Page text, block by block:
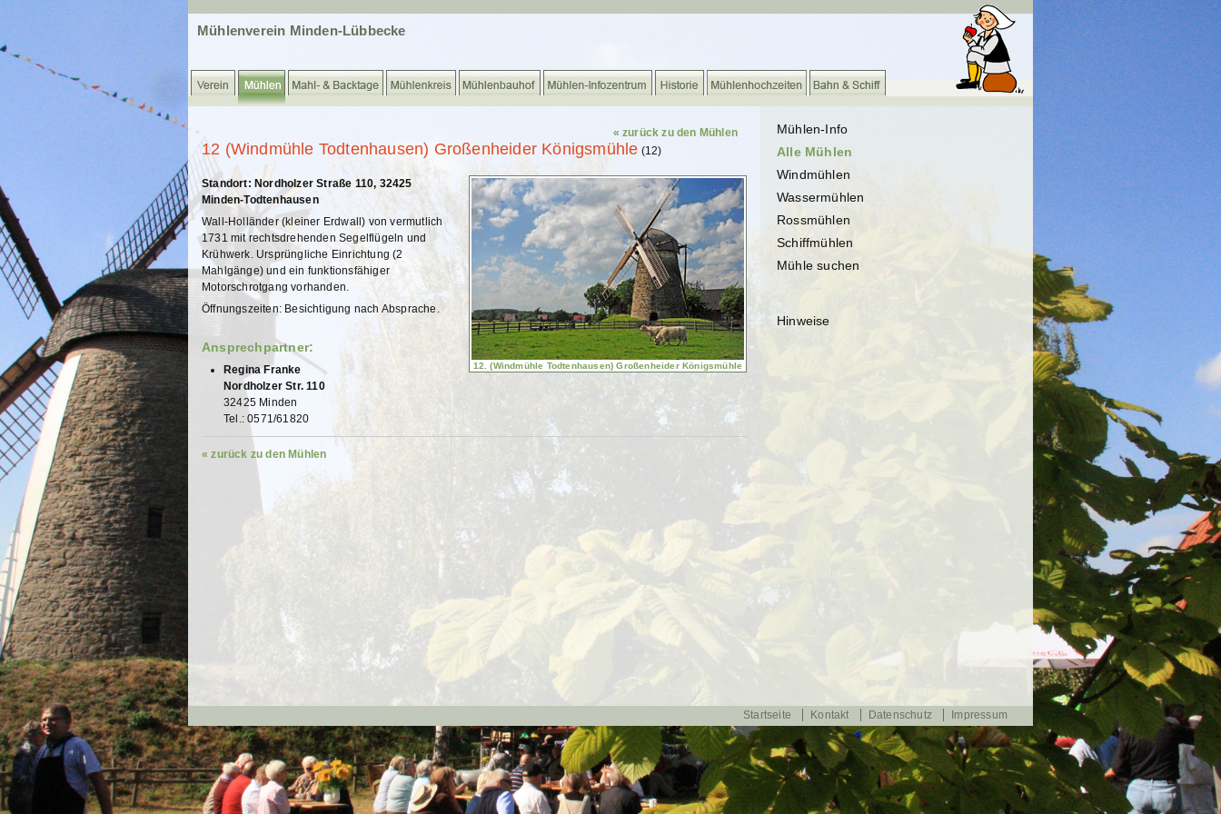
Mühlenverein Minden-Lübbecke
« zurück zu den Mühlen
12 (Windmühle Todtenhausen) Großenheider Königsmühle (12)
Standort: Nordholzer Straße 110, 32425
Minden-Todtenhausen
Wall-Holländer (kleiner Erdwall) von vermutlich
1731 mit rechtsdrehenden Segelflügeln und
Krühwerk. Ursprüngliche Einrichtung (2
Mahlgänge) und ein funktionsfähiger
Motorschrotgang vorhanden.
Öffnungszeiten: Besichtigung nach Absprache.
Ansprechpartner:
Regina Franke
Nordholzer Str. 110
32425 Minden
Tel.: 0571/61820
12. (Windmühle Todtenhausen) Großenheider Königsmühle
« zurück zu den Mühlen
Mühlen-Info
Alle Mühlen
Windmühlen
Wassermühlen
Rossmühlen
Schiffmühlen
Mühle suchen
Hinweise
Startseite Kontakt Datenschutz Impressum